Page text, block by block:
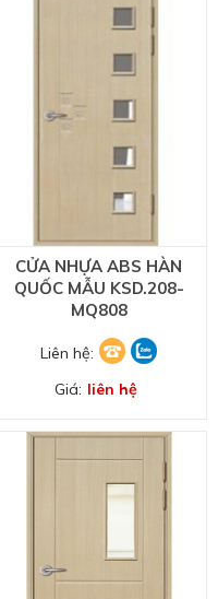
CỬA NHỰA ABS HÀN
QUỐC MẪU KSD.208-
MQ808
Liên hệ:
Giá: liên hệ